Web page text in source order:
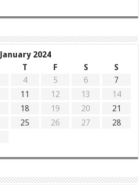
January 2024
T F S
S
4 5 6
7
11 12 13
14
18 19 20
21
25 26 27
28